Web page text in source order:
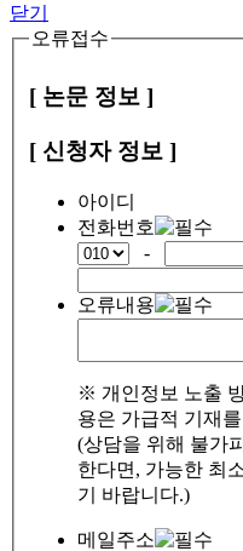
닫기
오류접수
[ 논문 정보 ]
[ 신청자 정보 ]
아이디
전화번호
-
오류내용
※ 개인정보 노출
용은 가급적 기재
(상담을 위해 불가
한다면, 가능한 최
기 바랍니다.)
메일주소